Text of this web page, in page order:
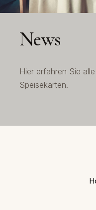
News
Hier erfahren Sie
Speisekarten.